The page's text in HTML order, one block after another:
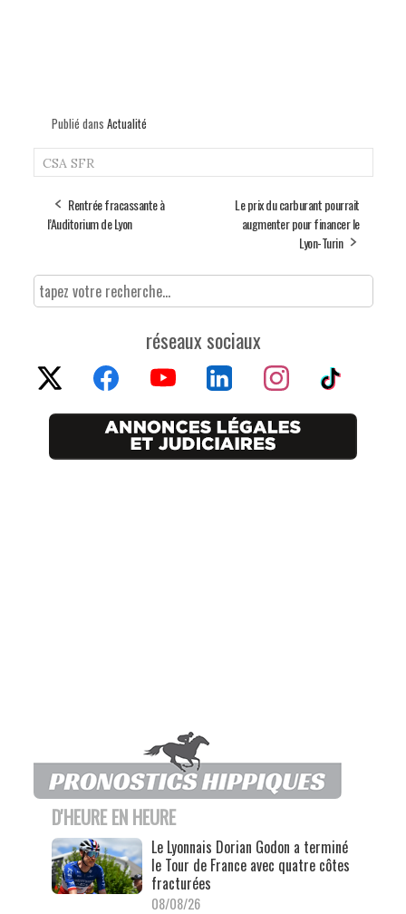
Publié dans Actualité
CSA SFR
Rentrée fracassante à
l’Auditorium de Lyon
Le prix du carburant pourrait
augmenter pour financer le
Lyon-Turin
réseaux sociaux
D'HEURE EN HEURE
Le Lyonnais Dorian Godon a terminé
le Tour de France avec quatre côtes
fracturées
08/08/26